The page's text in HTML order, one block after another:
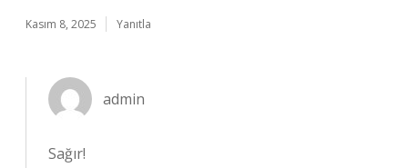
Kasım 8, 2025 Yanıtla
admin
Sağır!